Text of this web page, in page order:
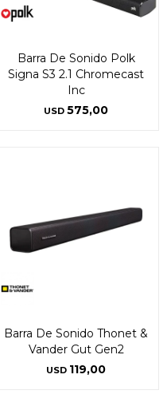
Barra De Sonido Polk
Signa S3 2.1 Chromecast
Inc
USD 575,00
Barra De Sonido Thonet &
Vander Gut Gen2
USD 119,00